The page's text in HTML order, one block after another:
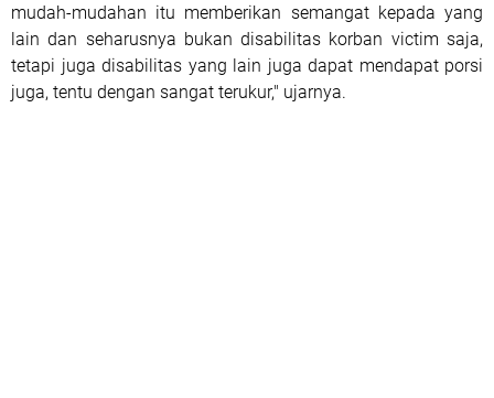
mudah-mudahan itu memberikan semangat kepada yang
lain dan seharusnya bukan disabilitas korban victim saja,
tetapi juga disabilitas yang lain juga dapat mendapat porsi
juga, tentu dengan sangat terukur," ujarnya.